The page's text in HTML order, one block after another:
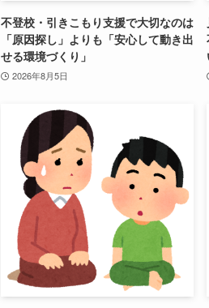
不登校・引きこもり支援で大切なのは
「原因探し」よりも「安心して動き出
せる環境づくり」
2026年8月5日